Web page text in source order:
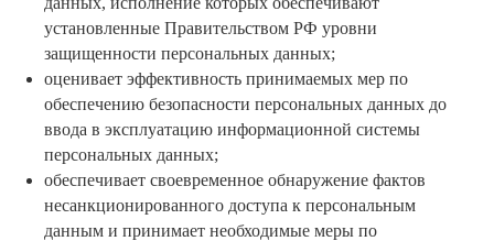
установленные Правительством РФ уровни
защищенности персональных данных;
оценивает эффективность принимаемых мер по
обеспечению безопасности персональных данных до
ввода в эксплуатацию информационной системы
персональных данных;
обеспечивает своевременное обнаружение фактов
несанкционированного доступа к персональным
данным и принимает необходимые меры по